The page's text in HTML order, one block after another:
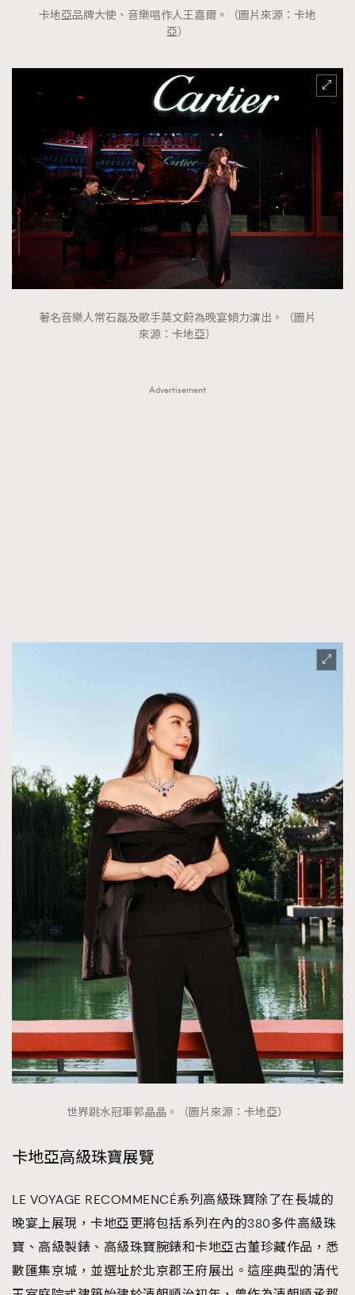
AFrenchMind
DressLikeAParisienne
FigaroAesthetic
卡地亞品牌大使、音樂唱作人王嘉爾。（圖片來源：卡地
亞）
著名音樂人常石磊及歌手莫文蔚為晚宴傾力演出。（圖片
來源：卡地亞）
Advertisement
世界跳水冠軍郭晶晶。（圖片來源：卡地亞）
卡地亞高級珠寶展覽
LE VOYAGE RECOMMENCÉ系列高級珠寶除了在長城的
晚宴上展現，卡地亞更將包括系列在內的380多件高級珠
寶、高級製錶、高級珠寶腕錶和卡地亞古董珍藏作品，悉
數匯集京城，並選址於北京郡王府展出。這座典型的清代